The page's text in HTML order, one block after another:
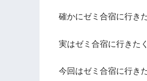
確かにゼミ合宿に行き
実はゼミ合宿に行きた
今回はゼミ合宿に行き